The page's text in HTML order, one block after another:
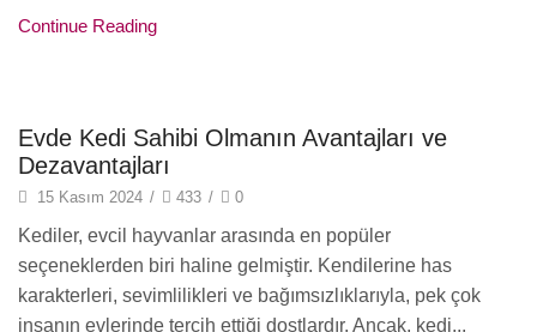
Continue Reading
Kedi Bakımı
Evde Kedi Sahibi Olmanın Avantajları ve
Dezavantajları
15 Kasım 2024 / 433 / 0
Kediler, evcil hayvanlar arasında en popüler
seçeneklerden biri haline gelmiştir. Kendilerine has
karakterleri, sevimlilikleri ve bağımsızlıklarıyla, pek çok
insanın evlerinde tercih ettiği dostlardır. Ancak, kedi...